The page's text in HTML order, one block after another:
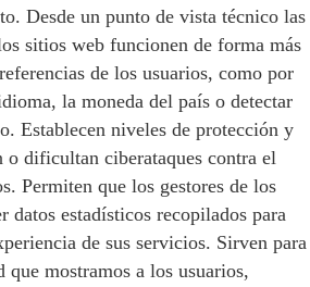
Desde un punto de vista técnico las
sitios web funcionen de forma más
de los usuarios, como por
la moneda del país o detectar
Establecen niveles de protección y
o dificultan ciberataques contra el
Permiten que los gestores de los
datos estadísticos recopilados para
de sus servicios. Sirven para
mostramos a los usuarios,